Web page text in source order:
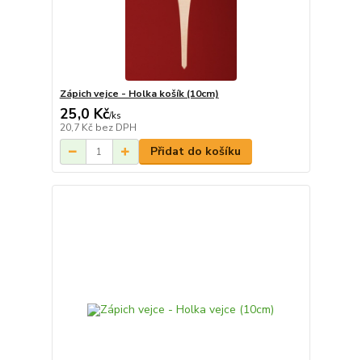
Zápich vejce - Holka košík (10cm)
25,0 Kč/ks
20,7 Kč bez DPH
Přidat do košíku